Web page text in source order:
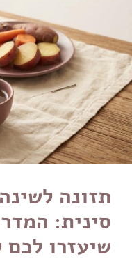
תזונה
סינית:
שיעזרו לכם